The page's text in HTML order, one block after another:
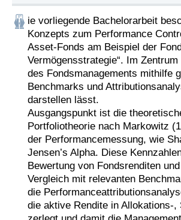
ie vorliegende Bachelorarbeit
Konzepts zum Performance
Asset-Fonds am Beispiel der
Vermögensstrategie“. Im
des Fondsmanagements mithilfe
Benchmarks und
darstellen lässt.
Ausgangspunkt ist die
Portfoliotheorie nach Markowitz
der Performancemessung, wie
Jensen’s Alpha. Diese
Bewertung von Fondsrenditen
Vergleich mit relevanten
die
die aktive Rendite in Allokations-